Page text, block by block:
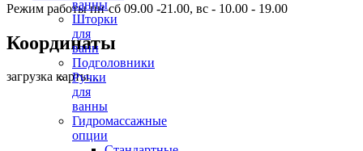
ванны
Шторки
для
ванн
Подголовники
Ручки
для
ванны
Гидромассажные
опции
Режим работы пн-сб 09.00 -21.00, вс - 10.00 - 19.00
Координаты
загрузка карты...